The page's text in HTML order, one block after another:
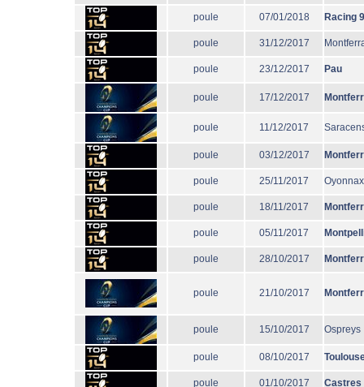
poule 07/01/2018 Racing
poule 31/12/2017
poule 23/12/2017 Pau
poule 17/12/2017
poule 11/12/2017
poule 03/12/2017
poule 25/11/2017 Oyonnax
poule 18/11/2017
poule 05/11/2017
poule 28/10/2017
poule 21/10/2017
poule 15/10/2017 Ospreys
poule 08/10/2017
poule 01/10/2017 Castres